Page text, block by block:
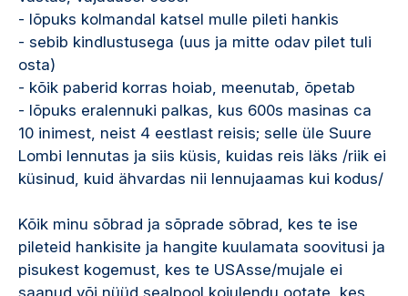
- lõpuks kolmandal katsel mulle pileti hankis
- sebib kindlustusega (uus ja mitte odav pilet tuli
osta)
- kõik paberid korras hoiab, meenutab, õpetab
- lõpuks eralennuki palkas, kus 600s masinas ca
10 inimest, neist 4 eestlast reisis; selle üle Suure
Lombi lennutas ja siis küsis, kuidas reis läks /riik ei
küsinud, kuid ähvardas nii lennujaamas kui kodus/
Kõik minu sõbrad ja sõprade sõbrad, kes te ise
pileteid hankisite ja hangite kuulamata soovitusi ja
pisukest kogemust, kes te USAsse/mujale ei
saanud või nüüd sealpool kojulendu ootate, kes